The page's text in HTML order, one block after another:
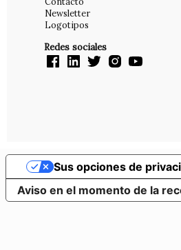
Newsletter
Logotipos
Redes sociales
Aviso en el momento de la
Sus opciones de